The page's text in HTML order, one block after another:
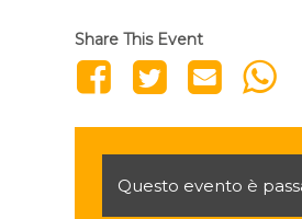
Share This Event
Questo evento è